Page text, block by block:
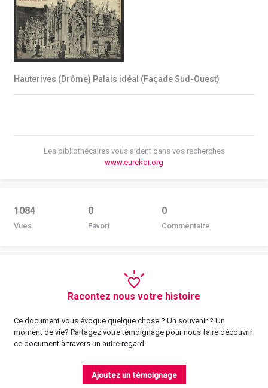
Hauterives (Drôme) Palais idéal (Façade Sud-Ouest)
Les bibliothécaires vous aident dans vos recherches
www.eurekoi.org
1084
Vues
0
Favori
0
Commentaire
Racontez nous votre histoire
Ce document vous évoque quelque chose ? Un souvenir ? Un
moment de vie? Partagez votre témoignage pour nous faire découvrir
ce document à travers un autre regard.
Ajoutez un témoignage